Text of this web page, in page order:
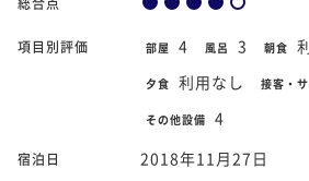
項目別評価 部屋 4 風呂 3 朝食
夕食 利用なし 接客・
その他設備 4
宿泊日 2018年11月27日